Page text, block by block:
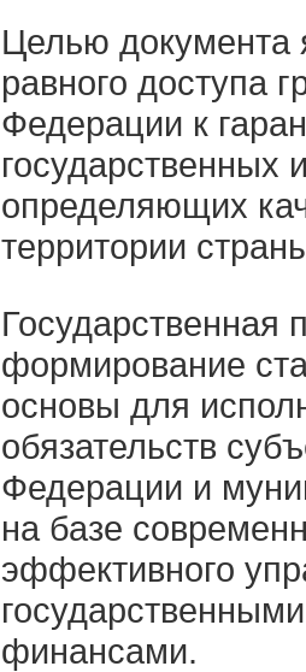
Целью документа
равного доступа
Федерации к
государственных
определяющих
территории
Государственная
формирование
основы для
обязательств
Федерации и
на базе
эффективного
финансами.